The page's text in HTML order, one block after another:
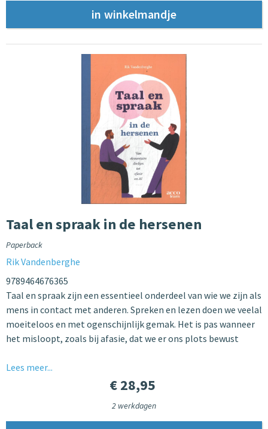
Taal en spraak in de hersenen
Paperback
Rik Vandenberghe
9789464676365
Taal en spraak zijn een essentieel onderdeel van wie we zijn als
mens in contact met anderen. Spreken en lezen doen we veelal
moeiteloos en met ogenschijnlijk gemak. Het is pas wanneer
het misloopt, zoals bij afasie, dat we er ons plots bewust
Lees meer...
€ 28,95
2 werkdagen